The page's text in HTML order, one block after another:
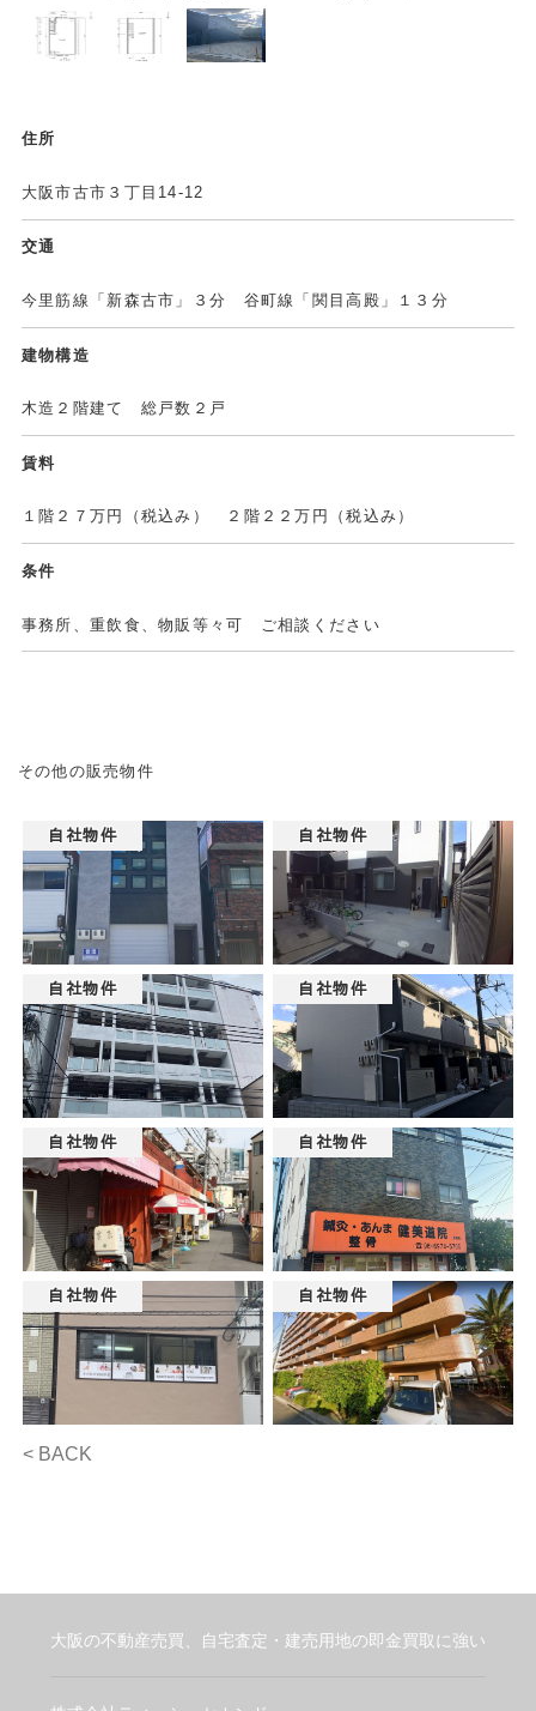
住所
大阪市古市３丁目14-12
交通
今里筋線「新森古市」３分 谷町線「関目高殿」１３分
建物構造
木造２階建て 総戸数２戸
賃料
１階２７万円（税込み） ２階２２万円（税込み）
条件
事務所、重飲食、物販等々可 ご相談ください
その他の販売物件
自社物件 自社物件
自社物件 自社物件
自社物件 自社物件
自社物件 自社物件
< BACK
大阪の不動産売買、自宅査定・建売用地の即金買取に強い